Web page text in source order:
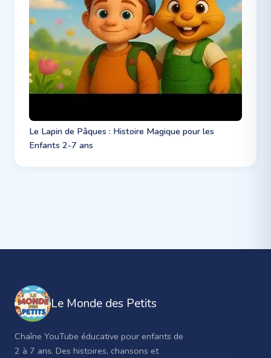
Le Lapin de Pâques : Histoire Magique pour les
Enfants 2-7 ans
Le Monde des Petits
Chaîne YouTube éducative pour enfants de
2 à 7 ans. Des histoires, chansons et